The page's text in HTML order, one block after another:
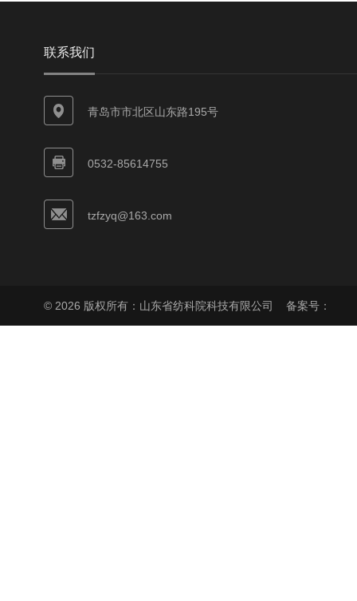
联系我们
青岛市市北区山东路195号
0532-85614755
tzfzyq@163.com
© 2026 版权所有：山东省纺科院科技有限公司 备案号：